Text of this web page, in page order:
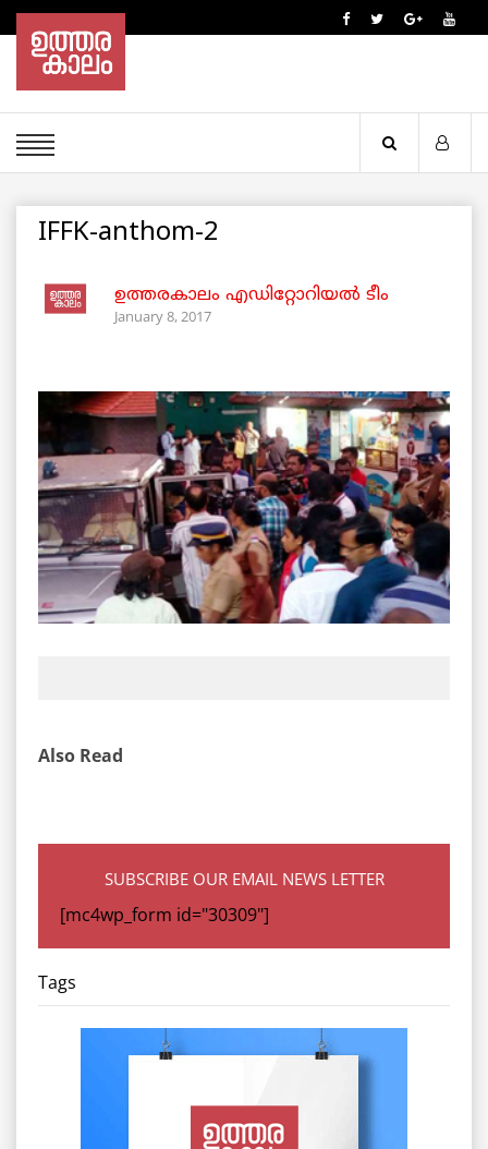
IFFK-anthom-2
ഉത്തരകാലം എഡിറ്റോറിയല്‍ ടീം
January 8, 2017
Also Read
SUBSCRIBE OUR EMAIL NEWS LETTER
[mc4wp_form id="30309"]
Tags